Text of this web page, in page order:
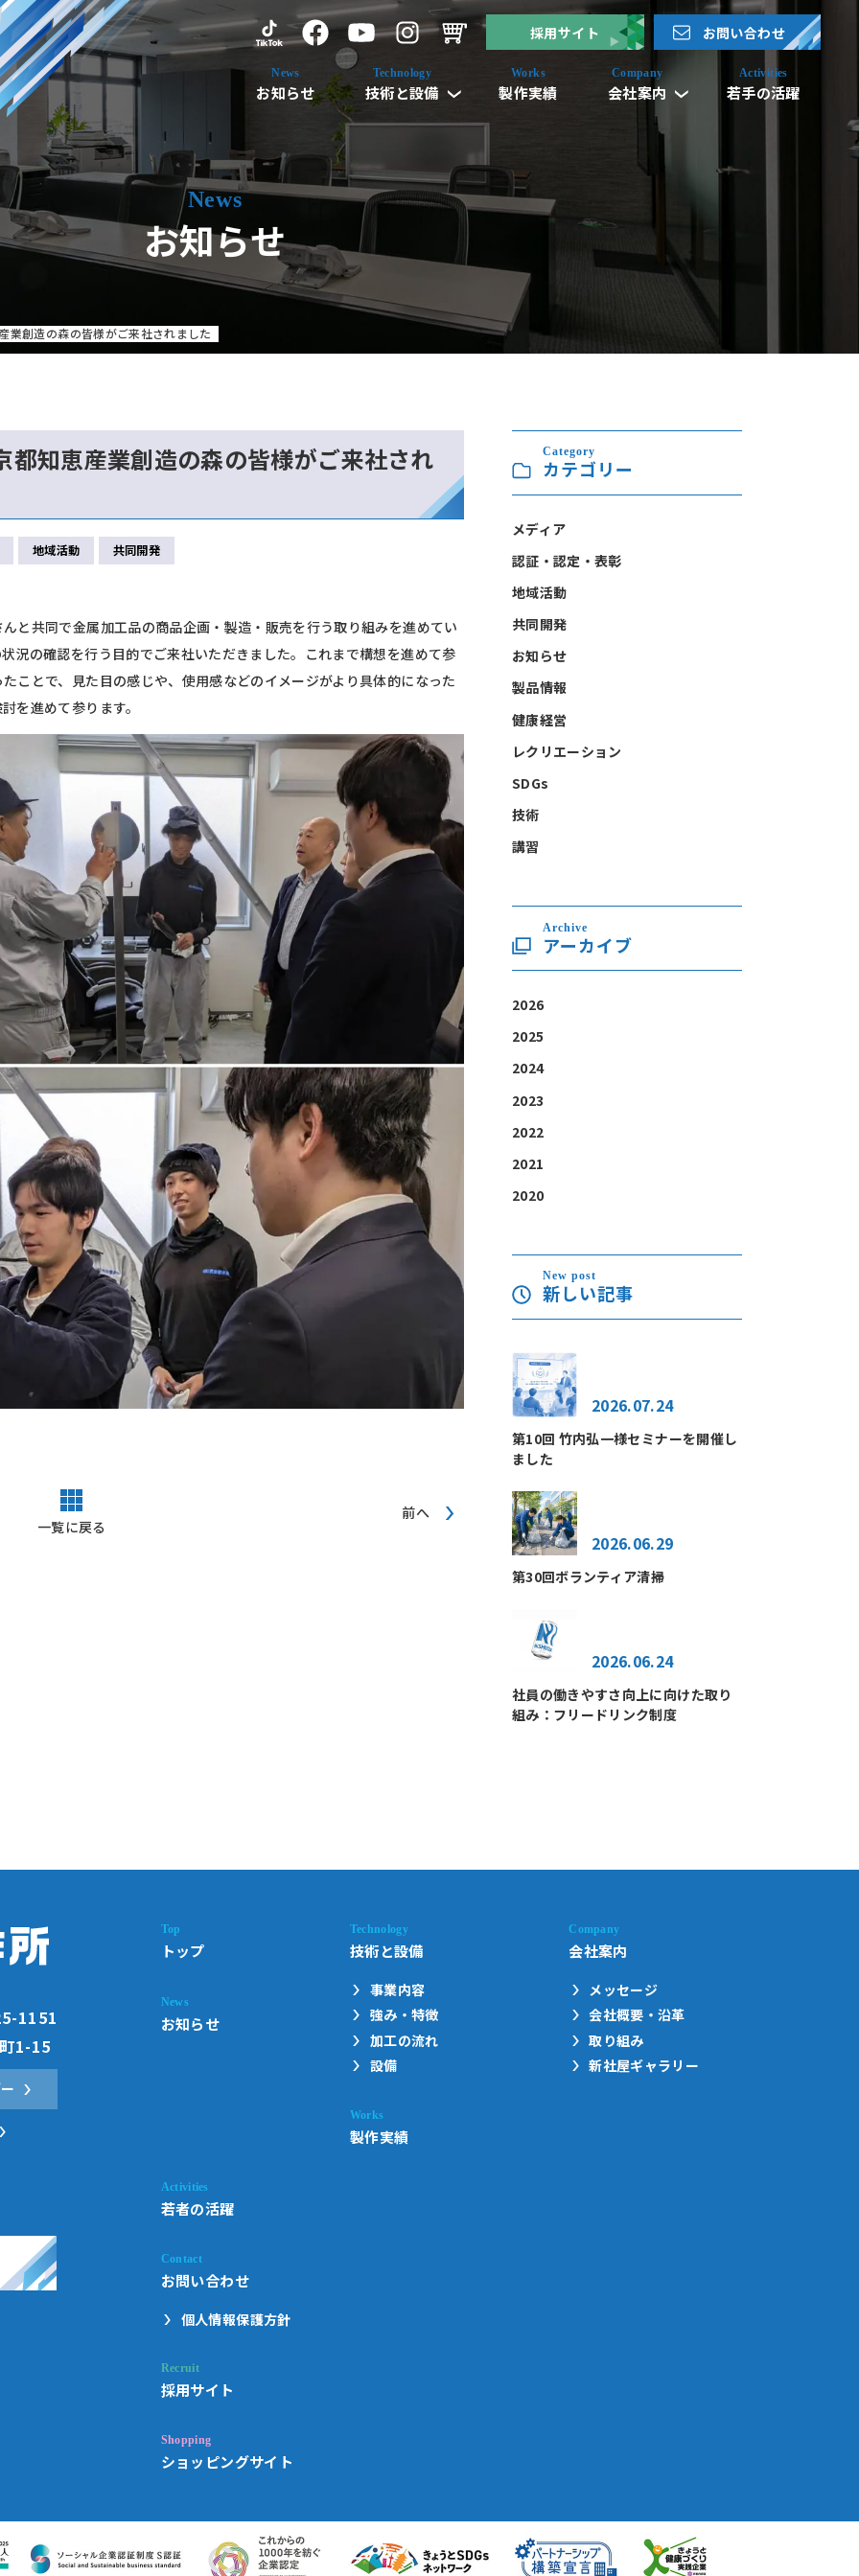
採用サイト お問い合わせ
お知らせ 技術と設備 製作実績 会社案内 若手の活躍
お知らせ
創造の森の皆様がご来社されました
知恵産業創造の森の皆様がご来社され
地域活動 共同開発
と共同で金属加工品の商品企画・製造・販売を行う取り組みを進めてい
況の確認を行う目的でご来社いただきました。これまで構想を進めて参
ことで、見た目の感じや、使用感などのイメージがより具体的になった
を進めて参ります。
前へ
一覧に戻る
Category
カテゴリー
メディア
認証・認定・表彰
地域活動
共同開発
お知らせ
製品情報
健康経営
レクリエーション
SDGs
技術
講習
Archive
アーカイブ
2026
2025
2024
2023
2022
2021
2020
New post
新しい記事
2026.07.24
第10回 竹内弘一様セミナーを開催し
ました
2026.06.29
第30回ボランティア清掃
2026.06.24
社員の働きやすさ向上に向けた取り
組み：フリードリンク制度
1151
1-15
トップ
お知らせ
技術と設備
事業内容
強み・特徴
加工の流れ
設備
製作実績
会社案内
メッセージ
会社概要・沿革
取り組み
新社屋ギャラリー
若者の活躍
お問い合わせ
個人情報保護方針
採用サイト
ショッピングサイト